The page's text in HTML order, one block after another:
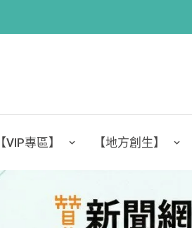
【VIP專區】 【地方創生】